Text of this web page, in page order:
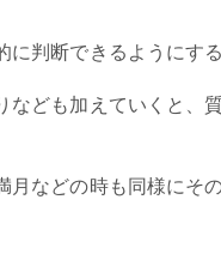
判断できるようにす
なども加えていくと、
月などの時も同様にそ